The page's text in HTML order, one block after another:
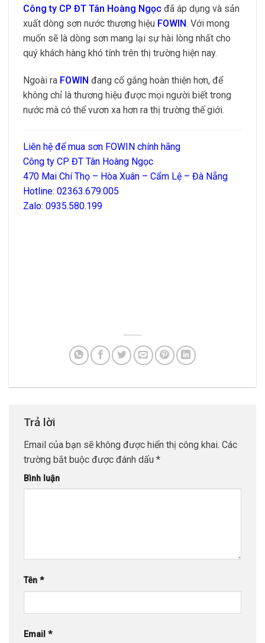
Công ty CP ĐT Tân Hoàng Ngọc đã áp dụng và sản
xuất dòng sơn nước thương hiệu FOWIN. Với mong
muốn sẽ là dòng sơn mang lại sự hài lòng nhất cho
quý khách hàng khó tính trên thị trường hiện nay.
Ngoài ra FOWIN đang cố gắng hoàn thiện hơn, để
không chỉ là thương hiệu được mọi người biết trong
nước mà có thể vươn xa hơn ra thị trường thế giới.
Liên hệ để mua sơn FOWIN chính hãng
Công ty CP ĐT Tân Hoàng Ngọc
470 Mai Chí Thọ – Hòa Xuân – Cẩm Lệ – Đà Nẵng
Hotline: 02363.679.005
Zalo: 0935.580.199
Trả lời
Email của bạn sẽ không được hiển thị công khai. Các
trường bắt buộc được đánh dấu *
Bình luận
Tên *
Email *